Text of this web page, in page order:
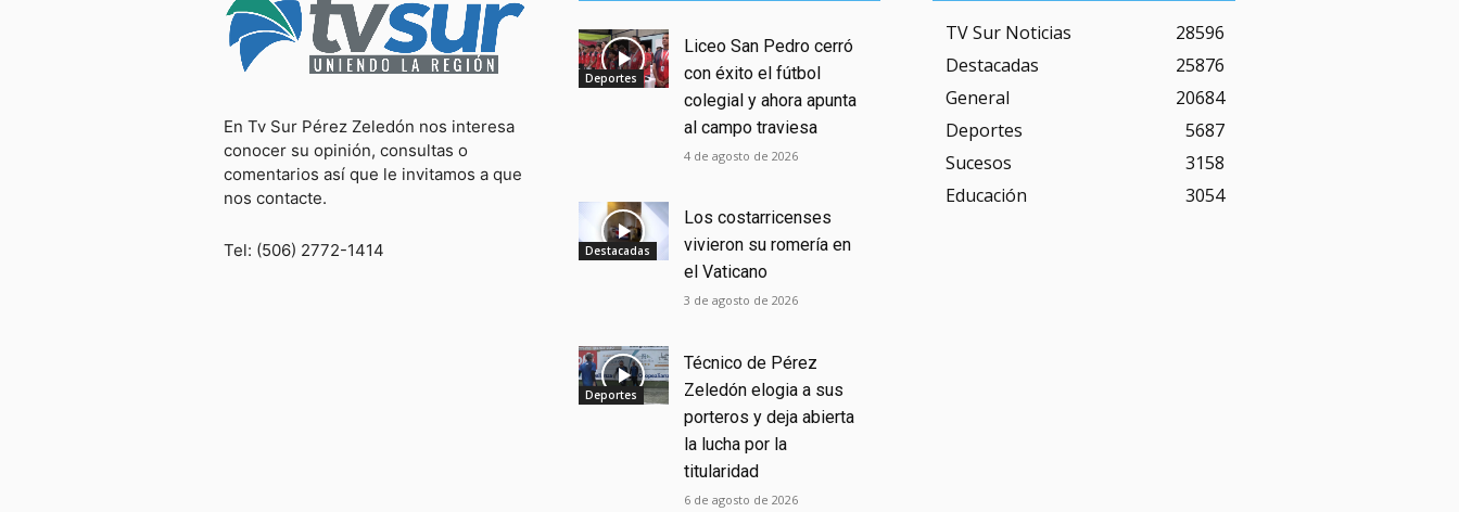
En Tv Sur Pérez Zeledón nos interesa
conocer su opinión, consultas o
comentarios así que le invitamos a que
nos contacte.
Tel: (506) 2772-1414
Deportes
Liceo San Pedro cerró
con éxito el fútbol
colegial y ahora apunta
al campo traviesa
4 de agosto de 2026
Destacadas
Los costarricenses
vivieron su romería en
el Vaticano
3 de agosto de 2026
Deportes
Técnico de Pérez
Zeledón elogia a sus
porteros y deja abierta
la lucha por la
titularidad
6 de agosto de 2026
TV Sur Noticias
28596
Destacadas
25876
General
20684
Deportes
5687
Sucesos
3158
Educación
3054